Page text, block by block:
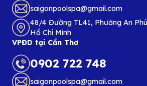
saigonpoolspa@gmail.com
48/4 Đường TL41, Phường An
Hồ Chí Minh
VPĐD tại Cần Thơ
0902 722 748
saigonpoolspa@gmail.com